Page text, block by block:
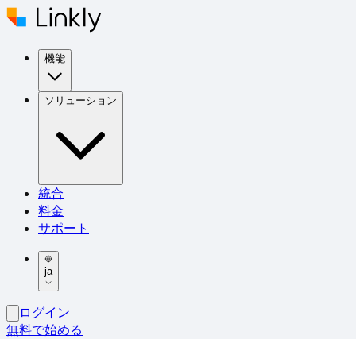
機能
ソリューション
統合
料金
サポート
ja
ログイン
無料で始める